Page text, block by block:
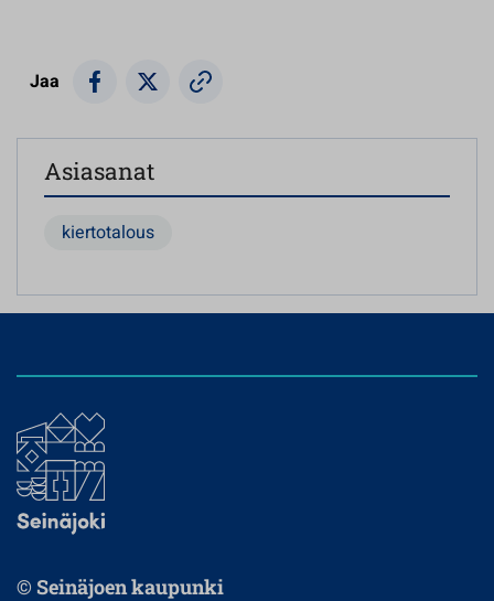
Jaa
Asiasanat
kiertotalous
© Seinäjoen kaupunki